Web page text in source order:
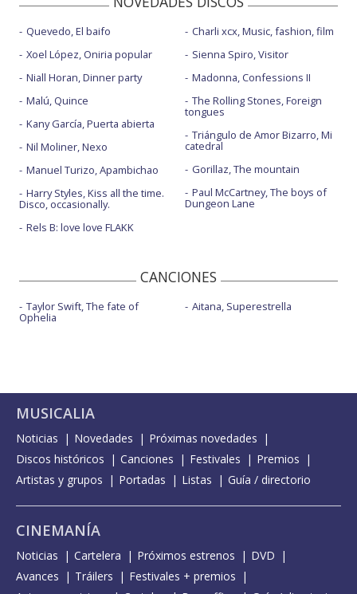
Quevedo, El baifo
Xoel López, Oniria popular
Niall Horan, Dinner party
Malú, Quince
Kany García, Puerta abierta
Nil Moliner, Nexo
Manuel Turizo, Apambichao
Harry Styles, Kiss all the time.
Disco, occasionally.
Rels B: love love FLAKK
Charli xcx, Music, fashion, film
Sienna Spiro, Visitor
Madonna, Confessions II
The Rolling Stones, Foreign
tongues
Triángulo de Amor Bizarro, Mi
catedral
Gorillaz, The mountain
Paul McCartney, The boys of
Dungeon Lane
CANCIONES
Taylor Swift, The fate of
Ophelia
Aitana, Superestrella
MUSICALIA
Noticias Novedades
Próximas novedades
Discos históricos
Canciones Festivales
Premios
Artistas y grupos
Portadas Listas Guía / directorio
CINEMANÍA
Noticias Cartelera Próximos estrenos
DVD
Avances
Tráilers
Festivales + premios